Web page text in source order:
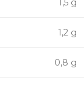
1,5 g
1,2 g
0,8 g